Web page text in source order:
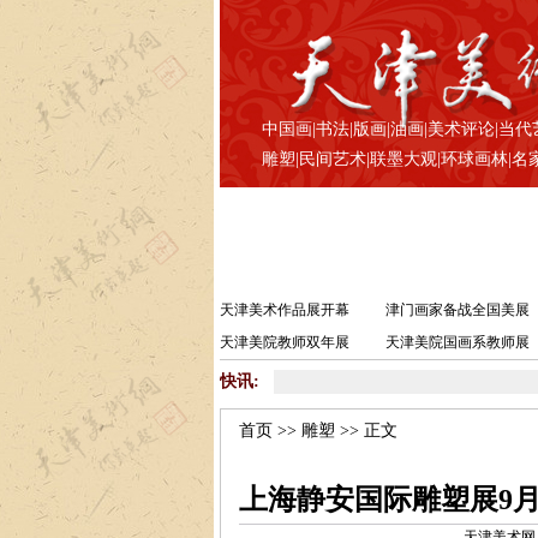
中国画 书法| 版画 油画 |美术评论| 当代
雕塑 民间艺术| 联墨大观| 环球画林| 名
天津美术作品展开幕
津门画家备战全国美展
天津美院教师双年展
天津美院国画系教师展
快讯:
首页 >> 雕塑 >> 正文
上海静安国际雕塑展9